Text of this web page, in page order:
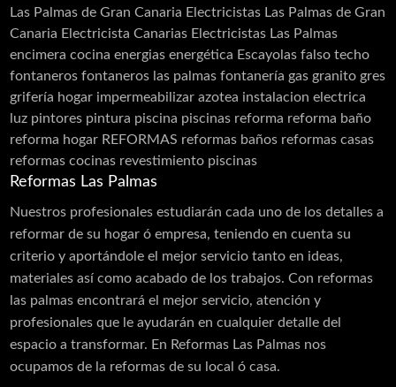
Las Palmas de Gran Canaria Electricistas Las Palmas de Gran
Canaria Electricista Canarias Electricistas Las Palmas
encimera cocina energias energética Escayolas falso techo
fontaneros fontaneros las palmas fontanería gas granito gres
grifería hogar impermeabilizar azotea instalacion electrica
luz pintores pintura piscina piscinas reforma reforma baño
reforma hogar REFORMAS reformas baños reformas casas
reformas cocinas revestimiento piscinas
Reformas Las Palmas
Nuestros profesionales estudiarán cada uno de los detalles a
reformar de su hogar ó empresa, teniendo en cuenta su
criterio y aportándole el mejor servicio tanto en ideas,
materiales así como acabado de los trabajos. Con reformas
las palmas encontrará el mejor servicio, atención y
profesionales que le ayudarán en cualquier detalle del
espacio a transformar. En Reformas Las Palmas nos
ocupamos de la reformas de su local ó casa.